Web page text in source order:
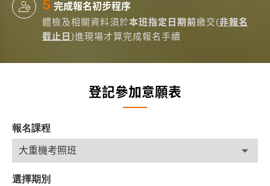
完成報名初步程序
體檢及相關資料須於本班指定日期前繳交(非報名
截止日 )進現場才算完成報名手續
登記參加意願表
報名課程
選擇期別